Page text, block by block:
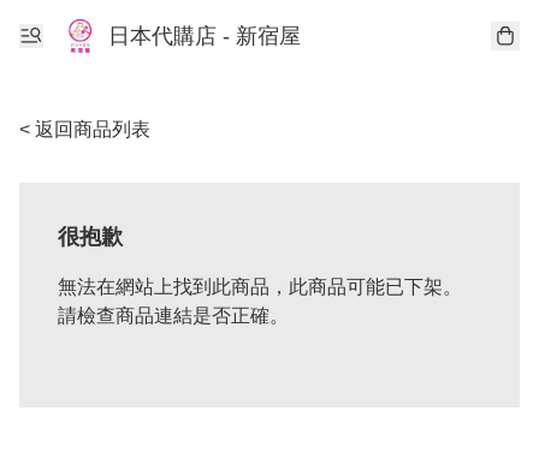
日本代購店 - 新宿屋
< 返回商品列表
很抱歉
無法在網站上找到此商品，此商品可能已下架。
請檢查商品連結是否正確。